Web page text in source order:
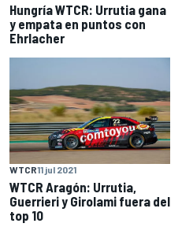
Hungría WTCR: Urrutia gana
y empata en puntos con
Ehrlacher
WTCR11 jul 2021
WTCR Aragón: Urrutia,
Guerrieri y Girolami fuera del
top 10